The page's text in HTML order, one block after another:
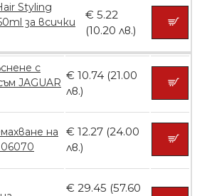
Пила тип ренде
БЕЗПЛАТНО
€ 5.22
(10.20 лв.)
€ 10.74 (21.00
лв.)
€ 12.27 (24.00
лв.)
€ 29.45 (57.60